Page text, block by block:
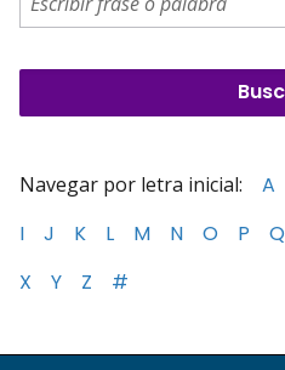
Navegar por letra inicial: A
I
J K L M N O P Q
X
Y Z #